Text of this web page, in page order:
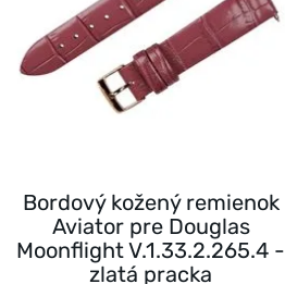
Bordový kožený remienok
Aviator pre Douglas
Moonflight V.1.33.2.265.4 -
zlatá pracka